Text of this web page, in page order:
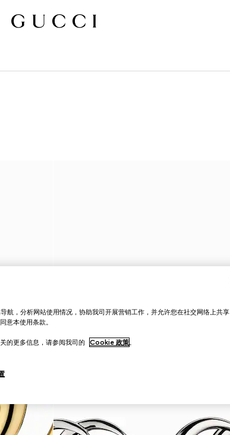
航，分析网站使用情况，协助我司开展营销工作，并允许您在社交网络上共享
意本使用条款。
的更多信息，请参阅我司的 Cookie 政策。